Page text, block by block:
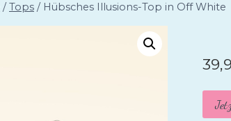
/ Tops / Hübsches Illusions-Top in Off White